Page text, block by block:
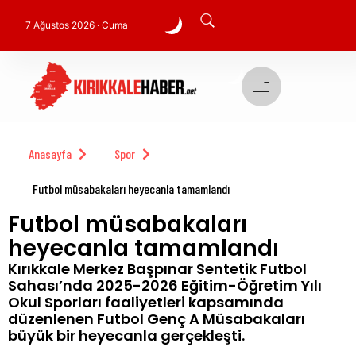
7 Ağustos 2026 · Cuma
Anasayfa Spor
Futbol müsabakaları heyecanla tamamlandı
Futbol müsabakaları
heyecanla tamamlandı
Kırıkkale Merkez Başpınar Sentetik Futbol
Sahası’nda 2025-2026 Eğitim-Öğretim Yılı
Okul Sporları faaliyetleri kapsamında
düzenlenen Futbol Genç A Müsabakaları
büyük bir heyecanla gerçekleşti.